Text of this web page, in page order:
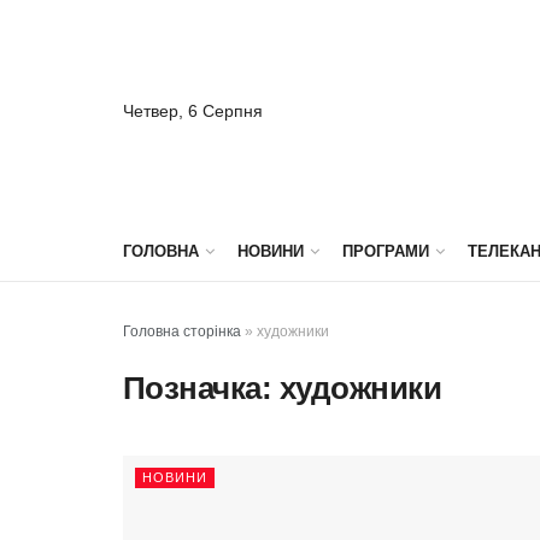
Четвер, 6 Серпня
ГОЛОВНА НОВИНИ ПРОГРАМИ
Головна сторінка » художники
Позначка: художники
НОВИНИ